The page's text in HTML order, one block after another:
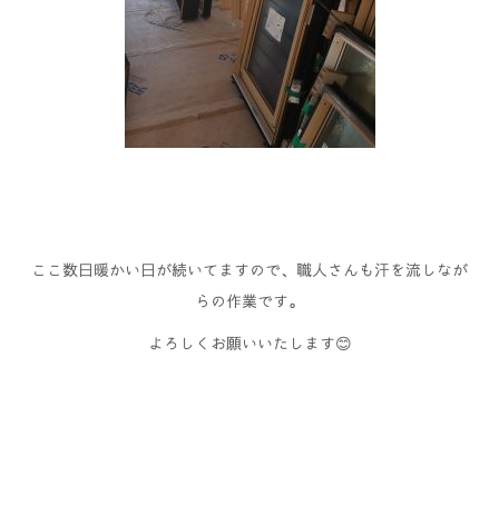
ここ数日暖かい日が続いてますので、職人さんも汗を流しなが
らの作業です。
よろしくお願いいたします😊